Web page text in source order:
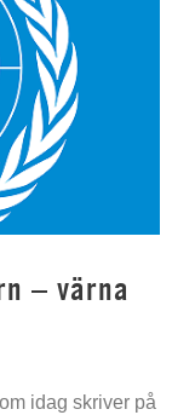
– värna
idag skriver på